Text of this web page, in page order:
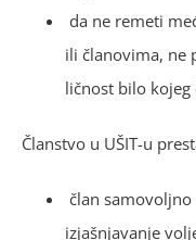
da ne remeti
ili članovima, ne
ličnost bilo
Članstvo u UŠIT-u
član
izjašnjavanje